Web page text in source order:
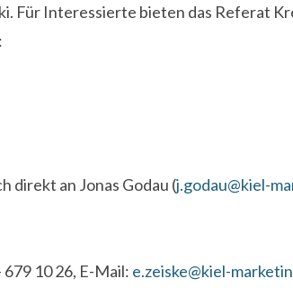
Für Interessierte bieten das
direkt an Jonas Godau (j.godau@kiel-
10 26, E-Mail: e.zeiske@kiel-